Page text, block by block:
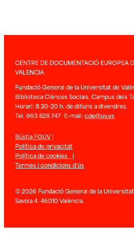
CENTRE DE DOCUMENTACIÓ EUROPEA
VALENCIA
Fundació General de la Universitat de
Biblioteca Ciènces Socials. Campus dels
Horari: 8.30-20 h. de dilluns a divendres.
Tel. 963 828 747 E-mail:cde@uv.es
Bústia FGUV|
Política de privacitat
Política de cookies |
Termes i condicions d’ús
© 2026 Fundació General de la
Savoia 4. 46010 València.